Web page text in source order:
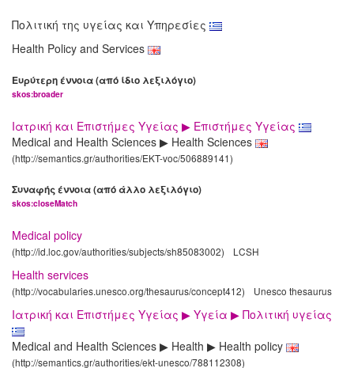
Πολιτική της υγείας και Υπηρεσίες
Health Policy and Services
Ευρύτερη έννοια (από ίδιο λεξιλόγιο)
skos:broader
Ιατρική και Επιστήμες Υγείας ▶ Επιστήμες Υγείας
Medical and Health Sciences ▶ Health Sciences
(http://semantics.gr/authorities/EKT-voc/506889141)
Συναφής έννοια (από άλλο λεξιλόγιο)
skos:closeMatch
Medical policy
(http://id.loc.gov/authorities/subjects/sh85083002) LCSH
Health services
(http://vocabularies.unesco.org/thesaurus/concept412) Unesco thesaurus
Ιατρική και Επιστήμες Υγείας ▶ Υγεία ▶ Πολιτική υγείας
Medical and Health Sciences ▶ Health ▶ Health policy
(http://semantics.gr/authorities/ekt-unesco/788112308)